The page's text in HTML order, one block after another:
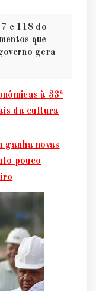
e 118 do
que
gera
à 33ª
da cultura
ganha novas
pouco